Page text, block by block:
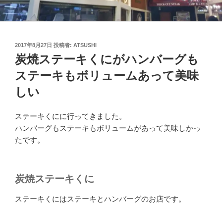
投
稿
日:
2017年8月27日 投稿者: ATSUSHI
炭焼ステーキくにがハンバーグも
ステーキもボリュームあって美味
しい
ステーキくにに行ってきました。
ハンバーグもステーキもボリュームがあって美味しかっ
たです。
炭焼ステーキくに
ステーキくにはステーキとハンバーグのお店です。